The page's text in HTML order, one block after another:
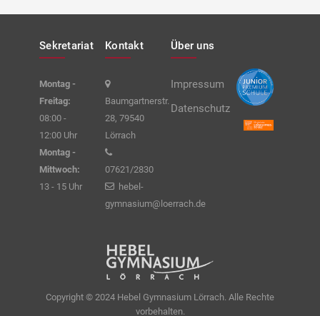
Sekretariat
Montag -
Freitag:
08:00 -
12:00 Uhr
Montag -
Mittwoch:
13 - 15 Uhr
Kontakt
Baumgartnerstr.
28, 79540
Lörrach
07621/2830
hebel-
gymnasium@loerrach.de
Über uns
Impressum
Datenschutz
Copyright © 2024 Hebel Gymnasium Lörrach. Alle Rechte
vorbehalten.